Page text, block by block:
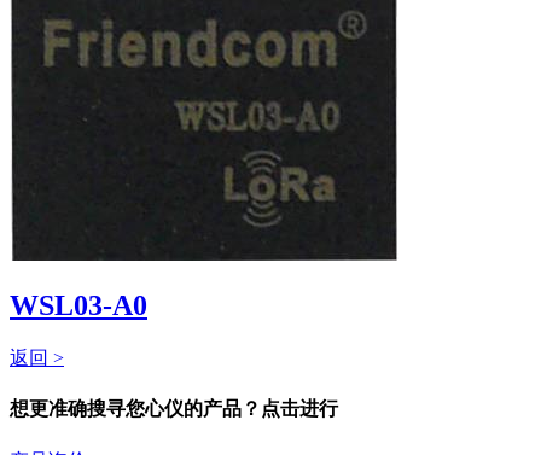
WSL03-A0
返回 >
想更准确搜寻您心仪的产品？点击进行